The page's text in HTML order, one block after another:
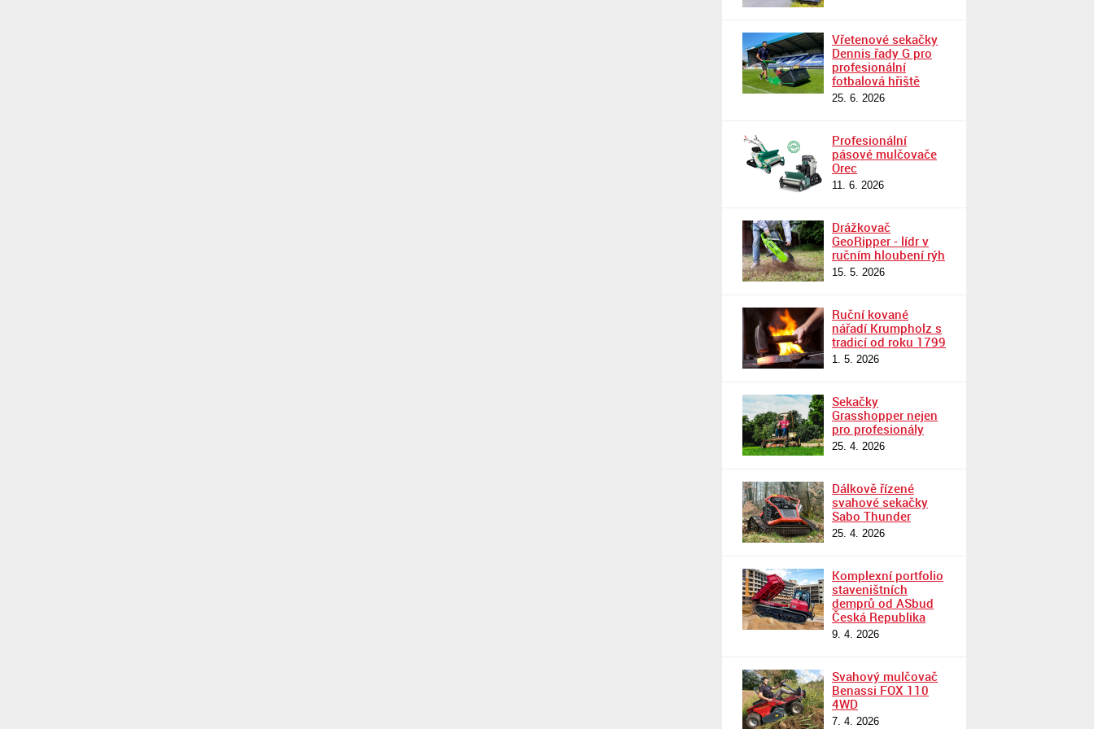
Vřetenové sekačky
Dennis řady G pro
profesionální
fotbalová hřiště
25. 6. 2026
Profesionální
pásové mulčovače
Orec
11. 6. 2026
Drážkovač
GeoRipper - lídr v
ručním hloubení rýh
15. 5. 2026
Ruční kované
nářadí Krumpholz s
tradicí od roku 1799
1. 5. 2026
Sekačky
Grasshopper nejen
pro profesionály
25. 4. 2026
Dálkově řízené
svahové sekačky
Sabo Thunder
25. 4. 2026
Komplexní portfolio
staveništních
demprů od ASbud
Česká Republika
9. 4. 2026
Svahový mulčovač
Benassi FOX 110
4WD
7. 4. 2026